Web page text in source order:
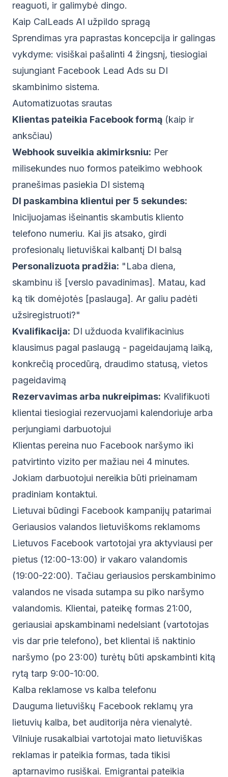
reaguoti, ir galimybė dingo.
Kaip CalLeads AI užpildo spragą
Sprendimas yra paprastas koncepcija ir galingas
vykdyme: visiškai pašalinti 4 žingsnį, tiesiogiai
sujungiant Facebook Lead Ads su DI
skambinimo sistema.
Automatizuotas srautas
Klientas pateikia Facebook formą (kaip ir
anksčiau)
Webhook suveikia akimirksniu: Per
milisekundes nuo formos pateikimo webhook
pranešimas pasiekia DI sistemą
DI paskambina klientui per 5 sekundes:
Inicijuojamas išeinantis skambutis kliento
telefono numeriu. Kai jis atsako, girdi
profesionalų lietuviškai kalbantį DI balsą
Personalizuota pradžia: "Laba diena,
skambinu iš [verslo pavadinimas]. Matau, kad
ką tik domėjotės [paslauga]. Ar galiu padėti
užsiregistruoti?"
Kvalifikacija: DI užduoda kvalifikacinius
klausimus pagal paslaugą - pageidaujamą laiką,
konkrečią procedūrą, draudimo statusą, vietos
pageidavimą
Rezervavimas arba nukreipimas: Kvalifikuoti
klientai tiesiogiai rezervuojami kalendoriuje arba
perjungiami darbuotojui
Klientas pereina nuo Facebook naršymo iki
patvirtinto vizito per mažiau nei 4 minutes.
Jokiam darbuotojui nereikia būti prieinamam
pradiniam kontaktui.
Lietuvai būdingi Facebook kampanijų patarimai
Geriausios valandos lietuviškoms reklamoms
Lietuvos Facebook vartotojai yra aktyviausi per
pietus (12:00-13:00) ir vakaro valandomis
(19:00-22:00). Tačiau geriausios perskambinimo
valandos ne visada sutampa su piko naršymo
valandomis. Klientai, pateikę formas 21:00,
geriausiai apskambinami nedelsiant (vartotojas
vis dar prie telefono), bet klientai iš naktinio
naršymo (po 23:00) turėtų būti apskambinti kitą
rytą tarp 9:00-10:00.
Kalba reklamose vs kalba telefonu
Dauguma lietuviškų Facebook reklamų yra
lietuvių kalba, bet auditorija nėra vienalytė.
Vilniuje rusakalbiai vartotojai mato lietuviškas
reklamas ir pateikia formas, tada tikisi
aptarnavimo rusiškai. Emigrantai pateikia